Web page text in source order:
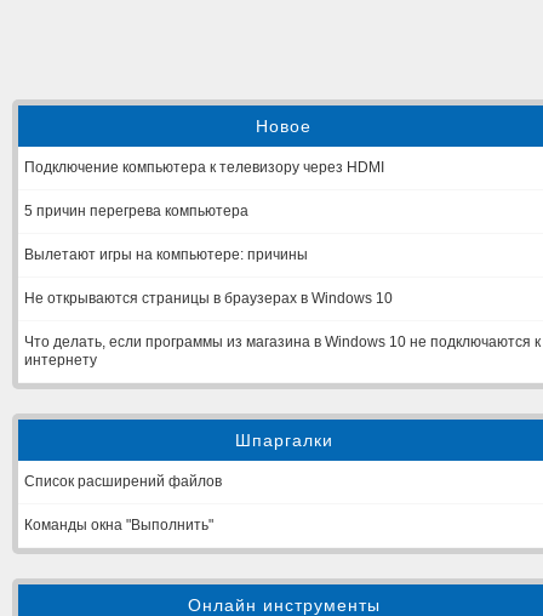
Новое
Подключение компьютера к телевизору через HDMI
5 причин перегрева компьютера
Вылетают игры на компьютере: причины
Не открываются страницы в браузерах в Windows 10
Что делать, если программы из магазина в Windows 10 не подключаются к
интернету
Шпаргалки
Список расширений файлов
Команды окна "Выполнить"
Онлайн инструменты